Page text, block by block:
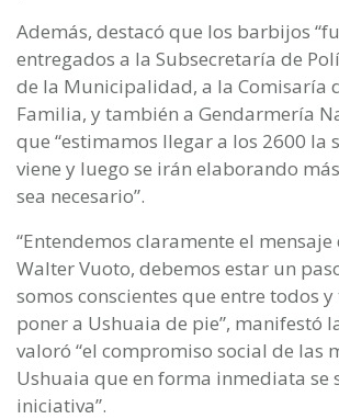
Además, destacó que los barbijos
entregados a la Subsecretaría de
de la Municipalidad, a la Comisaría
Familia, y también a Gendarmería
que “estimamos llegar a los 2600 la
viene y luego se irán elaborando
sea necesario”.
“Entendemos claramente el
Walter Vuoto, debemos estar un
somos conscientes que entre todos
poner a Ushuaia de pie”, manifestó
valoró “el compromiso social de las
Ushuaia que en forma inmediata se
iniciativa”.